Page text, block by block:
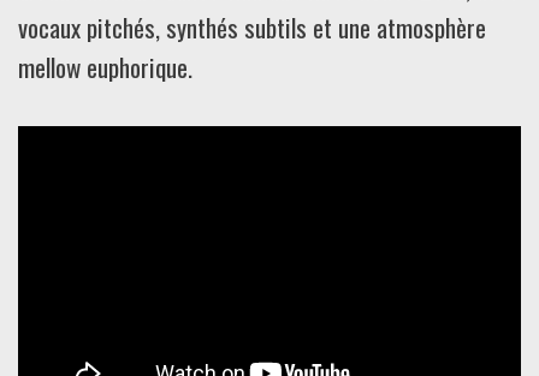
vocaux pitchés, synthés subtils et une atmosphère
mellow euphorique.